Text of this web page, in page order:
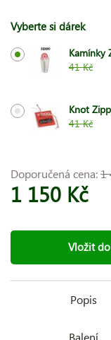
Vyberte si dárek
Kamínky
41 Kč
Knot
41 Kč
Doporučená cena:1
1 150 Kč
Vložit
Popis
Balení